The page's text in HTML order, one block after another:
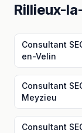
Rillieux-
Consultant
en-Velin
Consultant
Meyzieu
Consultant